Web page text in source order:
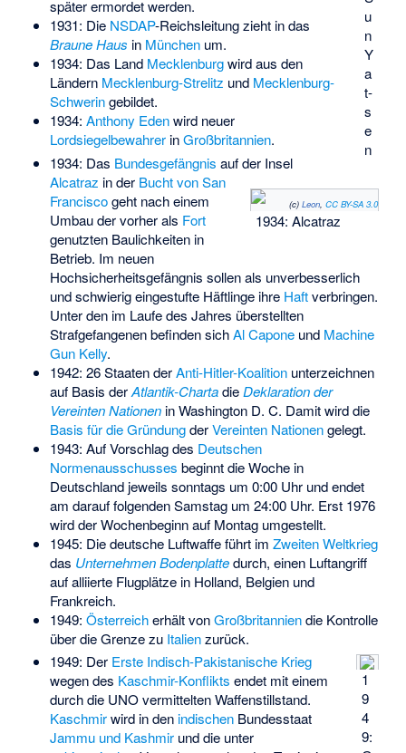
u
n
Y
a
t-
s
e
n
später ermordet werden.
1931: Die NSDAP-Reichsleitung zieht in das
Braune Haus in Münchenum.
1934: Das Land Mecklenburgwird aus den
Ländern Mecklenburg-Strelitz und Mecklenburg-
Schweringebildet.
1934: Anthony Edenwird neuer
LordsiegelbewahrerinGroßbritannien.
(c) Leon, CC BY-SA 3.0
1934: Alcatraz
1934: Das Bundesgefängnis auf der Insel
Alcatraz in der Bucht von San
Franciscogeht nach einem
Umbau der vorher als Fort
genutzten Baulichkeiten in
Betrieb. Im neuen
Hochsicherheitsgefängnis sollen als unverbesserlich
und schwierig eingestufte Häftlinge ihre Haftverbringen.
Unter den im Laufe des Jahres überstellten
Strafgefangenen befinden sichAl Caponeund Machine
Gun Kelly.
1942: 26 Staaten derAnti-Hitler-Koalitionunterzeichnen
auf Basis derAtlantik-ChartadieDeklaration der
Vereinten Nationenin Washington D. C. Damit wird die
Basis für die GründungderVereinten Nationengelegt.
1943: Auf Vorschlag des Deutschen
Normenausschusses beginnt die Woche in
Deutschland jeweils sonntags um 0:00 Uhr und endet
am darauf folgenden Samstag um 24:00 Uhr. Erst 1976
wird der Wochenbeginn auf Montag umgestellt.
1945: Die deutsche Luftwaffe führt im Zweiten Weltkrieg
das Unternehmen Bodenplattedurch, einen Luftangriff
auf alliierte Flugplätze in Holland, Belgien und
Frankreich.
1949: Österreicherhält vonGroßbritanniendie Kontrolle
über die Grenze zu Italienzurück.
1
9
4
9:
1949: Der Erste Indisch-Pakistanische Krieg
wegen des Kaschmir-Konflikts endet mit einem
durch die UNO vermittelten Waffenstillstand.
Kaschmirwird in den indischenBundesstaat
Jammu und Kashmirund die unter